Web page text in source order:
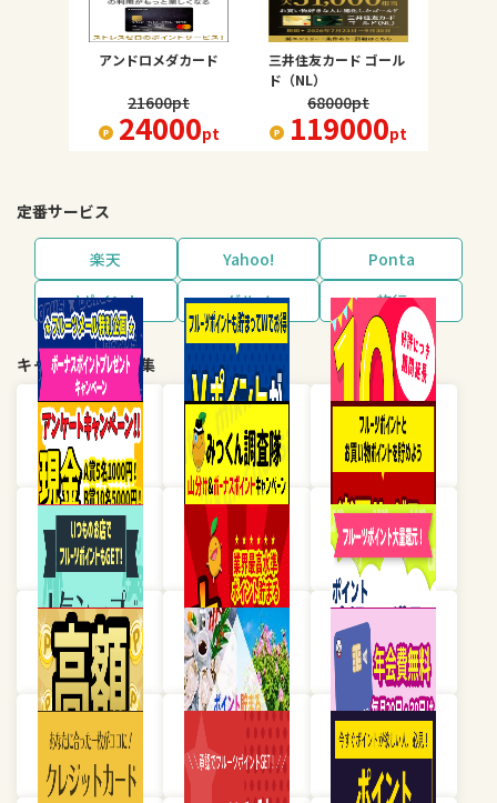
アンドロメダカード
21600pt
24000pt
三井住友カード ゴール
ド（NL）
68000pt
119000pt
定番サービス
楽天 Yahoo!
Ponta
dポイント
グルメ 旅行
キャンペーン・特集